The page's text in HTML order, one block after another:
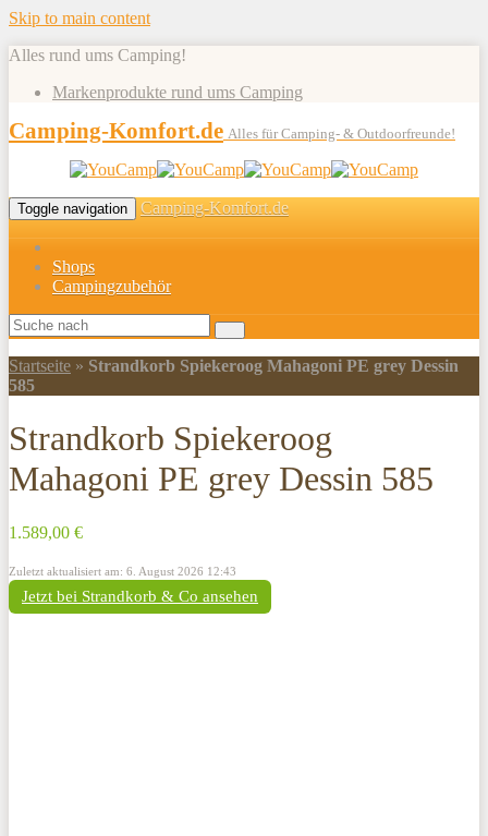
Skip to main content
Alles rund ums Camping!
Markenprodukte rund ums Camping
Camping-Komfort.de Alles für Camping- & Outdoorfreunde!
Toggle navigation Camping-Komfort.de
Shops
Campingzubehör
Startseite » Strandkorb Spiekeroog Mahagoni PE grey Dessin
585
Strandkorb Spiekeroog
Mahagoni PE grey Dessin 585
1.589,00 €
Zuletzt aktualisiert am: 6. August 2026 12:43
Jetzt bei Strandkorb & Co ansehen